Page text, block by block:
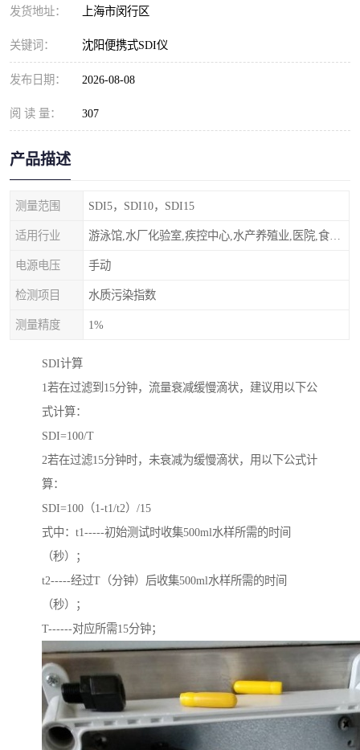
发货地址： 上海市闵行区
关键词： 沈阳便携式SDI仪
发布日期： 2026-08-08
阅 读 量： 307
产品描述
测量范围 SDI5，SDI10，SDI15
适用行业
电源电压 手动
检测项目 水质污染指数
测量精度 1%
SDI计算
1若在过滤到15分钟，流量衰减缓慢滴状，建议用以下公
式计算：
SDI=100/T
2若在过滤15分钟时，未衰减为缓慢滴状，用以下公式计
算：
SDI=100（1-t1/t2）/15
式中：t1-----初始测试时收集500ml水样所需的时间
（秒）；
t2-----经过T（分钟）后收集500ml水样所需的时间
（秒）；
T------对应所需15分钟；